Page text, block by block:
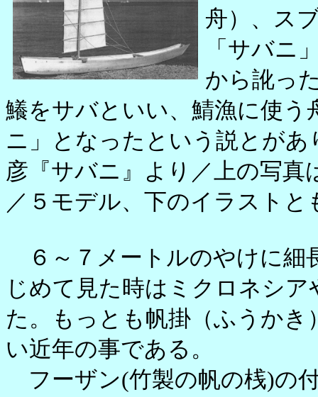
舟）、ス
「サバニ
から訛っ
鱶をサバといい、鯖漁に使
ニ」となったという説とが
彦『サバニ』より／上の写真
／５モデル、下のイラストと
６～７メートルのやけに細
じめて見た時はミクロネシ
た。もっとも帆掛（ふうか
い近年の事である。
フーザン(竹製の帆の桟)の